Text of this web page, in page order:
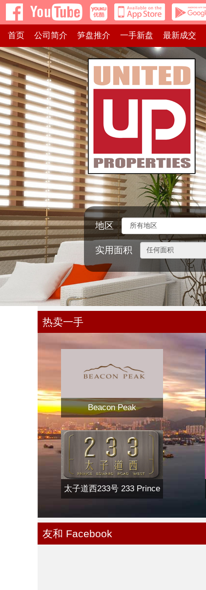
首页 公司简介 笋盘推介 一手新盘 最新成交
地区
实用面积
热卖一手
Beacon Peak
太子道西233号 233 Prince
友和 Facebook